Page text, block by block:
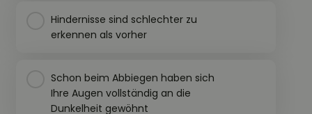
Hindernisse sind schlechter zu
erkennen als vorher
Schon beim Abbiegen haben sich
Ihre Augen vollständig an die
Dunkelheit gewöhnt